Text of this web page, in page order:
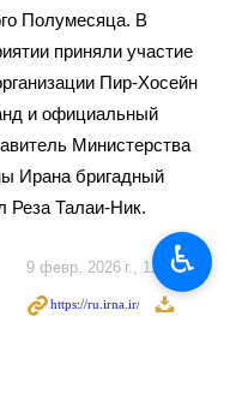
Полумесяца. В
приняли участие
Пир‑Хосейн
и официальный
Министерства
Ирана бригадный
Реза Талаи‑Ник.
9 февр. 2026 г., 12:57♿︎